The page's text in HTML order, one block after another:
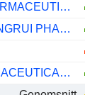
TAKEDA PHARMACEUTICAL COMPANY LIMITED
JIANGSU HENGRUI PHARMACEUTICALS CO.,LTD
TEVA PHARMACEUTICAL INDUSTRIES LIMITED